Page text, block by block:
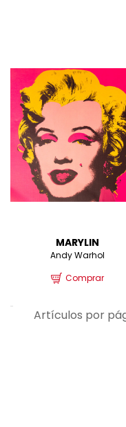
MARYLIN
Andy Warhol
Comprar
Artículos por